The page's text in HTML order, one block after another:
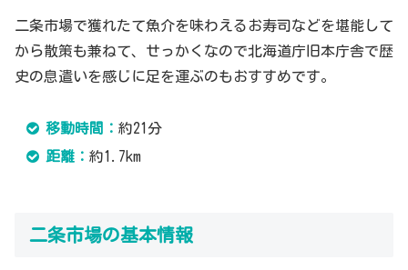
二条市場で獲れたて魚介を味わえるお寿司などを堪能して
から散策も兼ねて、せっかくなので北海道庁旧本庁舎で歴
史の息遣いを感じに足を運ぶのもおすすめです。
移動時間： 約21分
距離： 約1.7km
二条市場の基本情報